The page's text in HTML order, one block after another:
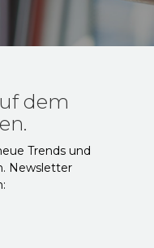
dem
Trends und
Newsletter